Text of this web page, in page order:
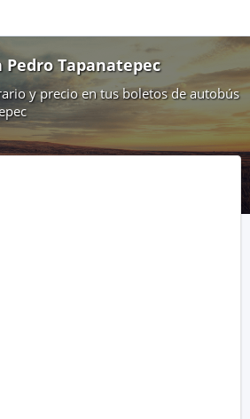
Pedro Tapanatepec
y precio en tus boletos de autobús